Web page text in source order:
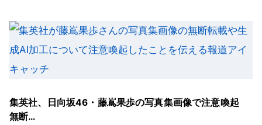
集英社、日向坂46・藤嶌果歩の写真集画像で注意喚起
無断…